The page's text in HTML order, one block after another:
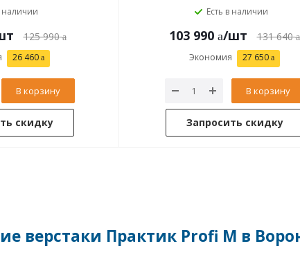
наличии
125 990
26 460
В корзину
скидку
Есть в наличии
103 990 /шт 131 640
Экономия 27 650
В корзину
Запросить скидку
верстаки Практик Profi M в